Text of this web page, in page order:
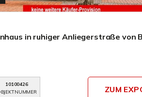
in ruhiger Anliegerstraße von
10100426
ZUM